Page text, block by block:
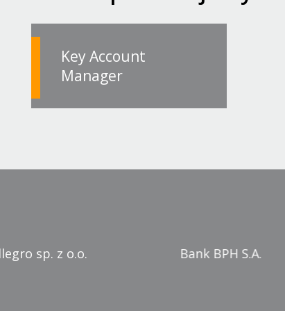
Key Account
Manager
Bank BPH S.A. Bank Pekao